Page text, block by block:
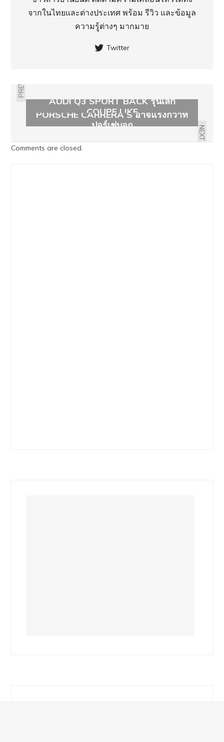
จากในไทยและต่างประเทศ พร้อม รีวิว และข้อมูล
ความรู้ต่างๆ มากมาย
Twitter
PREVIOUS
AUDI Q3 SPORT BACK รุ่นเล็ก
COUPE LIKE
NEXT
PORSCHE CARRERA S อาจแรงกว่าที่
ปอร์เช่บอก
Comments are closed.